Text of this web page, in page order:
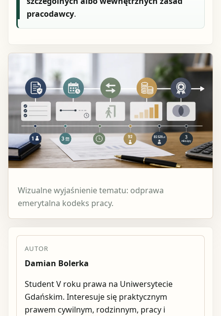
pracodawcy.
Wizualne wyjaśnienie tematu: odprawa
emerytalna kodeks pracy.
AUTOR
Damian Bolerka
Student V roku prawa na Uniwersytecie
Gdańskim. Interesuje się praktycznym
prawem cywilnym, rodzinnym, pracy i